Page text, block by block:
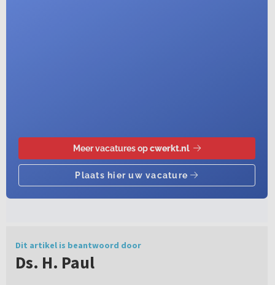
Dit artikel is beantwoord door
Ds. H. Paul